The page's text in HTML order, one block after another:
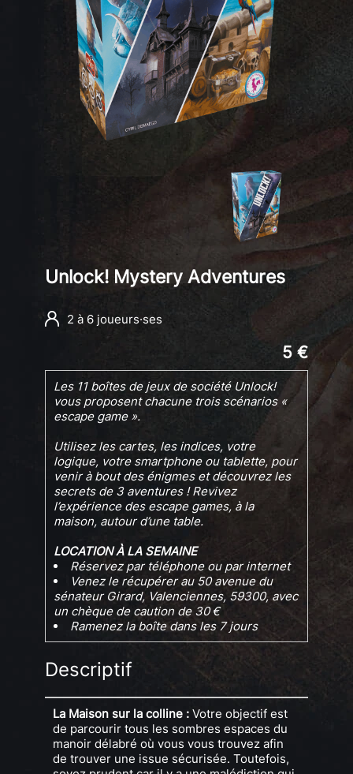
Unlock! Mystery Adventures
2 à 6 joueurs·ses
5 €
Les 11 boîtes de jeux de société Unlock!
vous proposent chacune trois scénarios «
escape game ».
Utilisez les cartes, les indices, votre
logique, votre smartphone ou tablette, pour
venir à bout des énigmes et découvrez les
secrets de 3 aventures ! Revivez
l’expérience des escape games, à la
maison, autour d’une table.
LOCATION À LA SEMAINE
Réservez par téléphone ou par internet
Venez le récupérer au 50 avenue du
sénateur Girard, Valenciennes, 59300, avec
un chèque de caution de 30 €
Ramenez la boîte dans les 7 jours
Descriptif
La Maison sur la colline : Votre objectif est
de parcourir tous les sombres espaces du
manoir délabré où vous vous trouvez afin
de trouver une issue sécurisée. Toutefois,